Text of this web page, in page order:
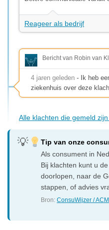
Reageer als bedrijf
Bericht van Robin van
4 jaren geleden - Ik heb
ziekenhuis over deze
Alle klachten die gemeld
Tip van onze
Als consument in
Bij klachten kunt u
doorlopen, naar de
stappen, of advies
Bron:ConsuWijzer / ACM